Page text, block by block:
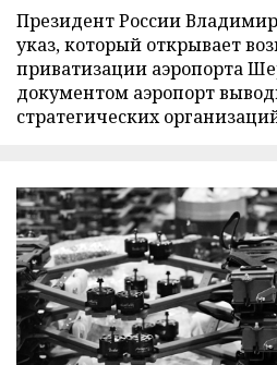
Президент России
указ, который открывает
приватизации аэропорта
документом аэропорт
стратегических